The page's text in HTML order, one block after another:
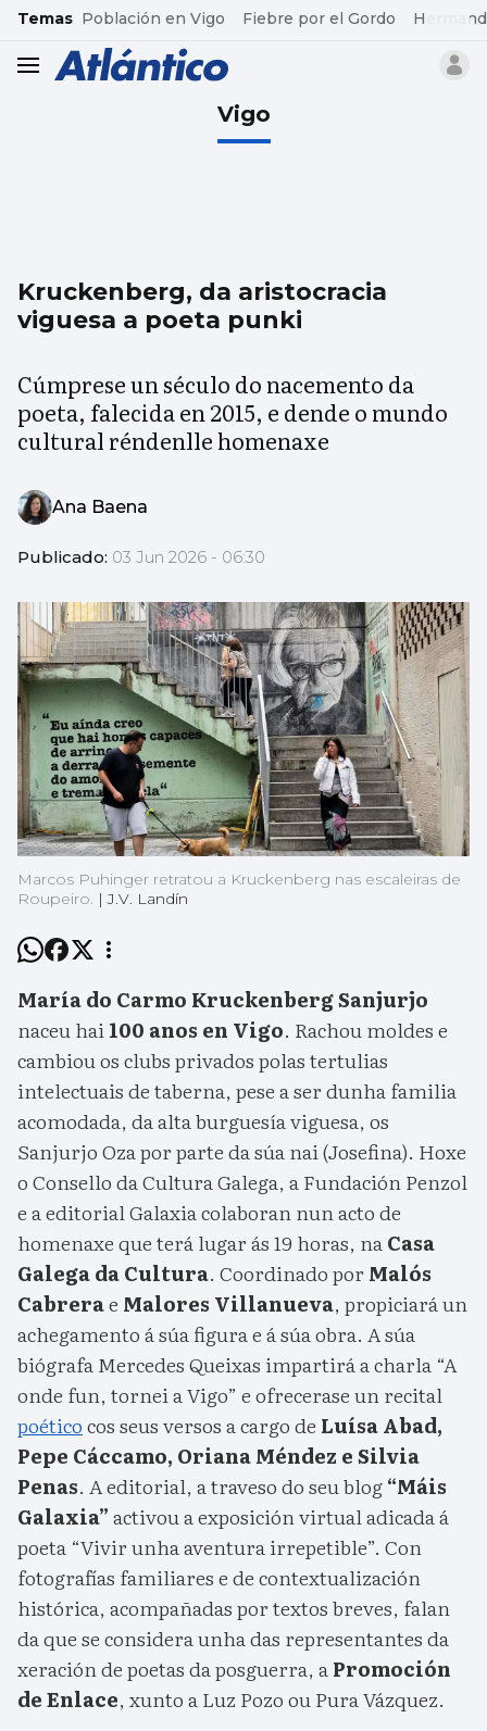
common.go-to-content
Temas Población en Vigo Fiebre por el Gordo
header.menu.open
Vigo
Kruckenberg, da aristocracia
viguesa a poeta punki
Cúmprese un século do nacemento da
poeta, falecida en 2015, e dende o mundo
cultural réndenlle homenaxe
Ana Baena
Publicado: 03 Jun 2026 - 06:30
Marcos Puhinger retratou a Kruckenberg nas escaleiras de
Roupeiro. |J.V. Landín
María do Carmo Kruckenberg Sanjurjo
naceu hai100 anos en Vigo. Rachou moldes e
cambiou os clubs privados polas tertulias
intelectuais de taberna, pese a ser dunha familia
acomodada, da alta burguesía viguesa, os
Sanjurjo Oza por parte da súa nai (Josefina). Hoxe
o Consello da Cultura Galega, a Fundación Penzol
e a editorial Galaxia colaboran nun acto de
homenaxe que terá lugar ás 19 horas, naCasa
Galega da Cultura. Coordinado porMalós
Cabrerae Malores Villanueva, propiciará un
achegamento á súa figura e á súa obra. A súa
biógrafa Mercedes Queixas impartirá a charla “A
onde fun, tornei a Vigo” e ofrecerase un recital
poéticocos seus versos a cargo de Luísa Abad,
Pepe Cáccamo, Oriana Méndez e Silvia
Penas. A editorial, a traveso do seu blog“Máis
Galaxia”activou a exposición virtual adicada á
poeta “Vivir unha aventura irrepetible”. Con
fotografías familiares e de contextualización
histórica, acompañadas por textos breves, falan
da que se considera unha das representantes da
xeración de poetas da posguerra, aPromoción
de Enlace, xunto a Luz Pozo ou Pura Vázquez.